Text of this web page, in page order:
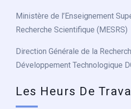
Ministère de l’Enseignement
Recherche Scientifique (MESRS)
Direction Générale de la
Développement Technologique
Les Heurs De